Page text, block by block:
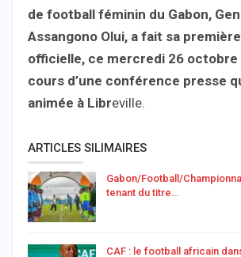
de football féminin du Gabon,
Assangono Olui, a fait sa
officielle, ce mercredi 26 octobre
cours d’une conférence presse
animée à Libreville.
ARTICLES SILIMAIRES
Gabon/Football/
tenant du titre…
CAF : le football africain